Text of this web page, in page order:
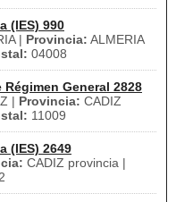
(IES) 990
| Provincia: ALMERIA
04008
General 2828
| Provincia: CADIZ
11009
(IES) 2649
CADIZ provincia |